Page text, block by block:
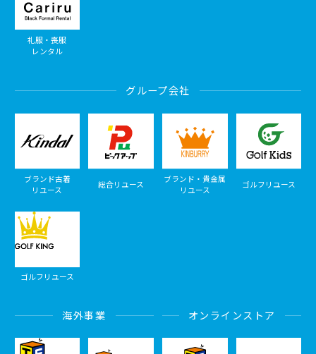
礼服・喪服
レンタル
グループ会社
ブランド古着
リユース
総合リユース
ブランド・貴金属
リユース
ゴルフリユース
ゴルフリユース
海外事業 オンラインストア